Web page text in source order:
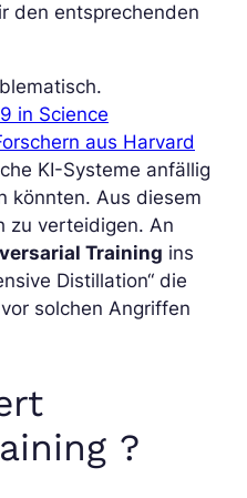
den entsprechenden
in Science
aus Harvard
KI-Systeme anfällig
könnten. Aus diesem
zu verteidigen. An
Training ins
Distillation“ die
solchen Angriffen
?